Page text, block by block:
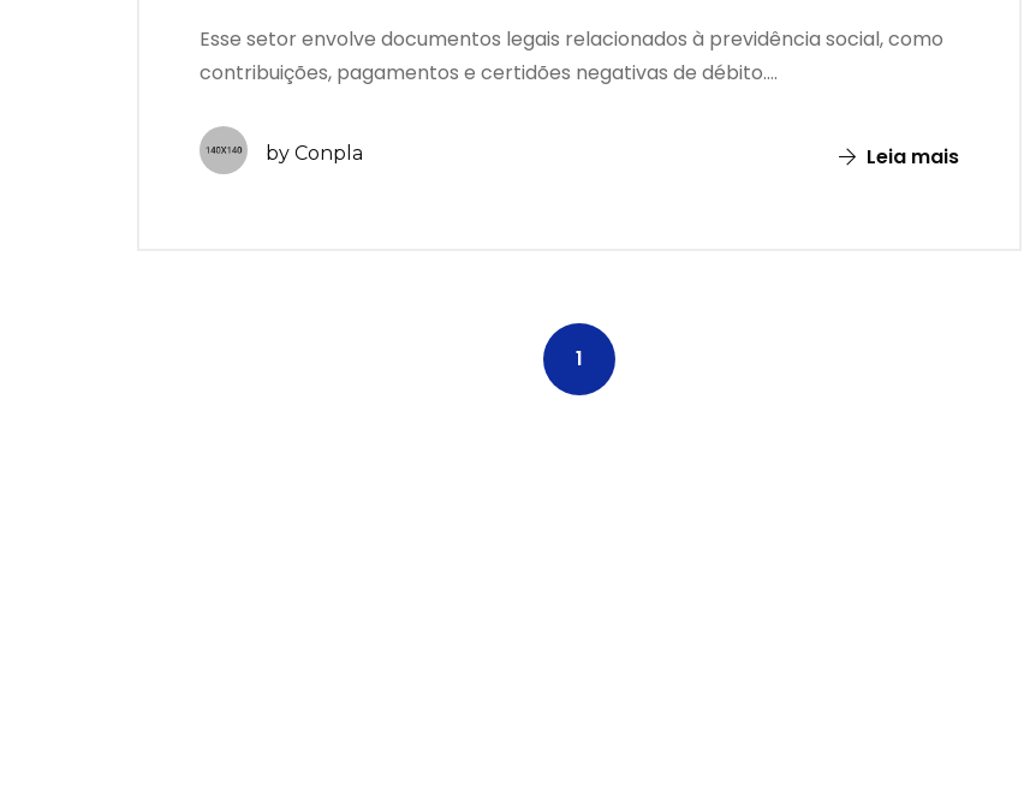
Esse setor envolve documentos legais relacionados à previdência social, como
contribuições, pagamentos e certidões negativas de débito....
by Conpla Leia mais
1